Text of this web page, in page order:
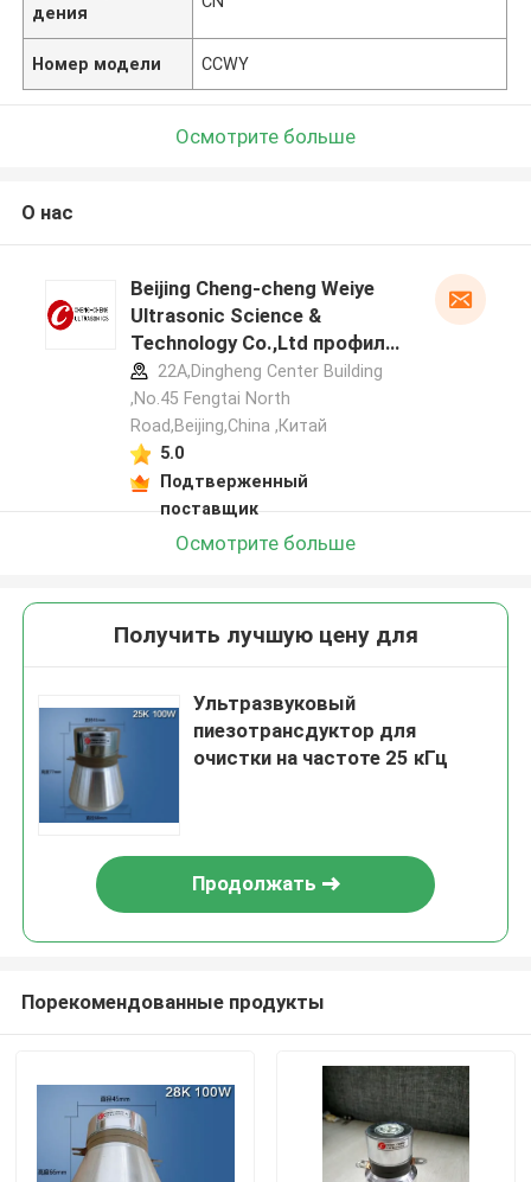
дения
Номер модели CCWY
Осмотрите больше
О нас
Beijing Cheng-cheng Weiye
Ultrasonic Science &
Technology Co.,Ltd профиль
производителя
22A,Dingheng Center Building
,No.45 Fengtai North
Road,Beijing,China ,Китай
5.0
Подтверженный
поставщик
Осмотрите больше
Получить лучшую цену для
Ультразвуковый
пиезотрансдуктор для
очистки на частоте 25 кГц
Продолжать
Порекомендованные продукты